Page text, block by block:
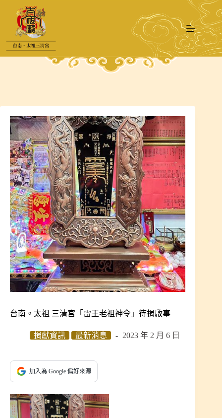
要
台南。太祖 三清宮「雷王老祖神令」待捐啟事
捐獻資訊 最新消息 2023 年 2 月 6 日
加入為 Google 偏好來源